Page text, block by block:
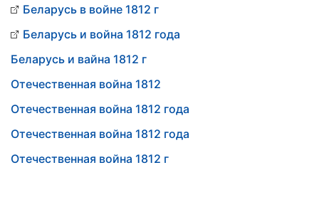
Беларусь в войне 1812 г
Беларусь и война 1812 года
Беларусь и вайна 1812 г
Отечественная война 1812
Отечественная война 1812 года
Отечественная война 1812 года
Отечественная война 1812 г